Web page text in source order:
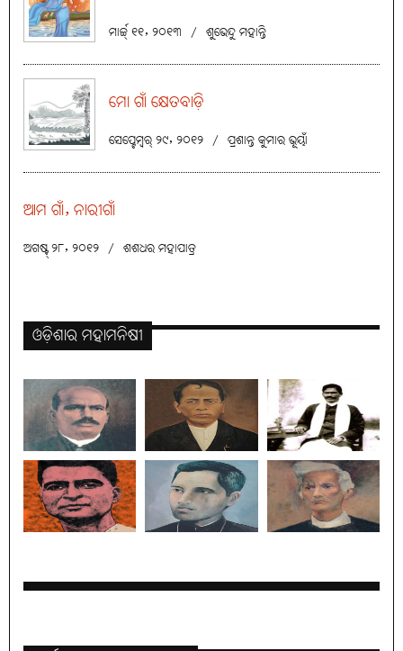
ମାର୍ଚ୍ଚ୍ ୧୧, ୨୦୧୩ / ଶୁଭେନ୍ଦୁ ମହାନ୍ତି
ମୋ ଗାଁ କ୍ଷେତବାଡ଼ି
ସେପ୍ଟେମ୍ବର୍ ୨୯, ୨୦୧୨ / ପ୍ରଶାନ୍ତ କୁମାର ଭୂୟାଁ
ଆମ ଗାଁ, ନାରୀଗାଁ
ଅଗଷ୍ଟ୍ ୨୮, ୨୦୧୨ / ଶଶଧର ମହାପାତ୍ର
ଓଡ଼ିଶାର ମହାମନିଷୀ